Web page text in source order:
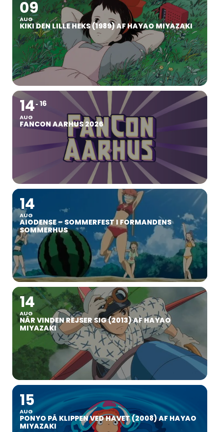
09
AUG
KIKI DEN LILLE HEKS (1989) AF HAYAO MIYAZAKI
14
AUG
16
FANCON AARHUS 2026
14
AUG
AIODENSE – SOMMERFEST I FORMANDENS
SOMMERHUS
14
AUG
NÅR VINDEN REJSER SIG (2013) AF HAYAO
MIYAZAKI
15
AUG
PONYO PÅ KLIPPEN VED HAVET (2008) AF HAYAO
MIYAZAKI